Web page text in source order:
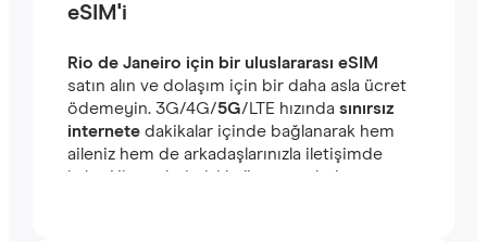
eSIM'i
Rio de Janeiro için bir uluslararası eSIM
satın alın ve dolaşım için bir daha asla ücret
ödemeyin. ‎3G/4G/5G/LTE hızında sınırsız
internetedakikalar içinde bağlanarak hem
aileniz hem de arkadaşlarınızla iletişimde
kalın. Hizmetlerimizi kullanmaya kolayca